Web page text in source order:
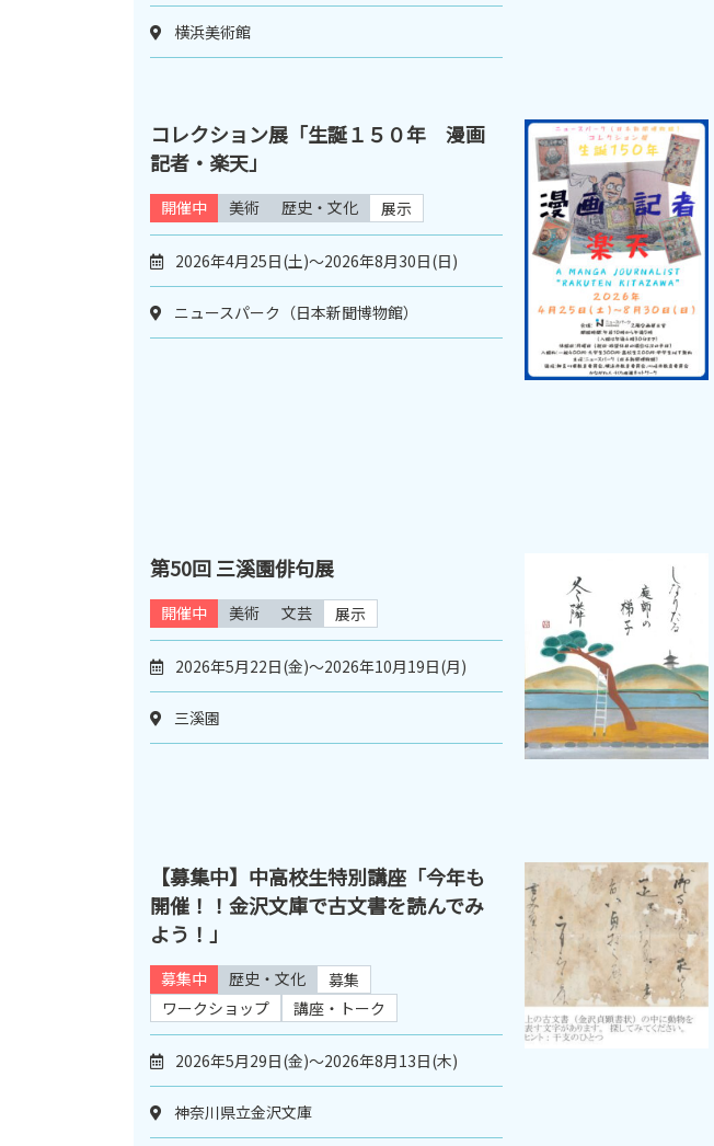
横浜美術館
コレクション展「生誕１５０年 漫画
記者・楽天」
開催中 美術 歴史・文化 展示
2026年4月25日(土)～2026年8月30日(日)
ニュースパーク（日本新聞博物館）
第50回 三溪園俳句展
開催中 美術 文芸 展示
2026年5月22日(金)～2026年10月19日(月)
三溪園
【募集中】中高校生特別講座「今年も
開催！！金沢文庫で古文書を読んでみ
よう！」
募集中 歴史・文化
募集
ワークショップ
講座・トーク
2026年5月29日(金)～2026年8月13日(木)
神奈川県立金沢文庫